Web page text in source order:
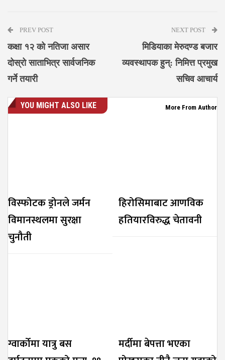
PREV POST
कक्षा १२ को नतिजा असार
दोस्रो साताभित्र सार्वजनिक
गर्ने तयारी
NEXT POST
मिडियाका मेरुदण्ड बजार
व्यवस्थापक हुन्: निमित्त प्रमुख
सचिव आचार्य
YOU MIGHT ALSO LIKE More From Author
विस्फोटक ड्रोनले जर्मन
विमानस्थलमा सुरक्षा
चुनौती
हिरोसिमाबाट आणविक
हतियारविरुद्ध चेतावनी
ग्वार्कोमा यात्रु बस
मर्दीमा बेपत्ता भएका